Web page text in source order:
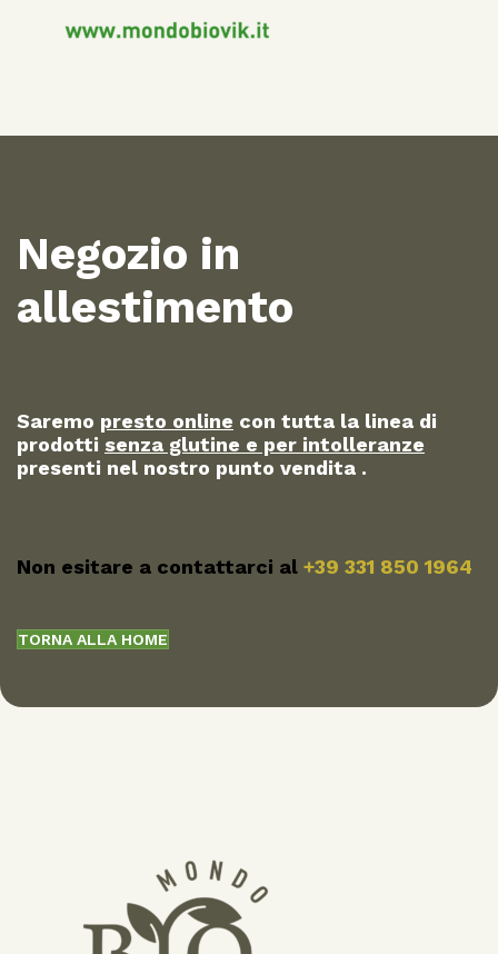
Negozio in
allestimento
Saremo presto online con tutta la linea di
prodotti senza glutine e per intolleranze
presenti nel nostro punto vendita .
Non esitare a contattarci al +39 331 850 1964
TORNA ALLA HOME